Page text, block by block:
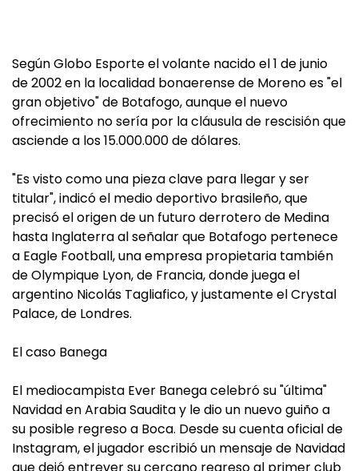
Según Globo Esporte el volante nacido el 1 de junio
de 2002 en la localidad bonaerense de Moreno es "el
gran objetivo" de Botafogo, aunque el nuevo
ofrecimiento no sería por la cláusula de rescisión que
asciende a los 15.000.000 de dólares.
"Es visto como una pieza clave para llegar y ser
titular", indicó el medio deportivo brasileño, que
precisó el origen de un futuro derrotero de Medina
hasta Inglaterra al señalar que Botafogo pertenece
a Eagle Football, una empresa propietaria también
de Olympique Lyon, de Francia, donde juega el
argentino Nicolás Tagliafico, y justamente el Crystal
Palace, de Londres.
El caso Banega
El mediocampista Ever Banega celebró su "última"
Navidad en Arabia Saudita y le dio un nuevo guiño a
su posible regreso a Boca. Desde su cuenta oficial de
Instagram, el jugador escribió un mensaje de Navidad